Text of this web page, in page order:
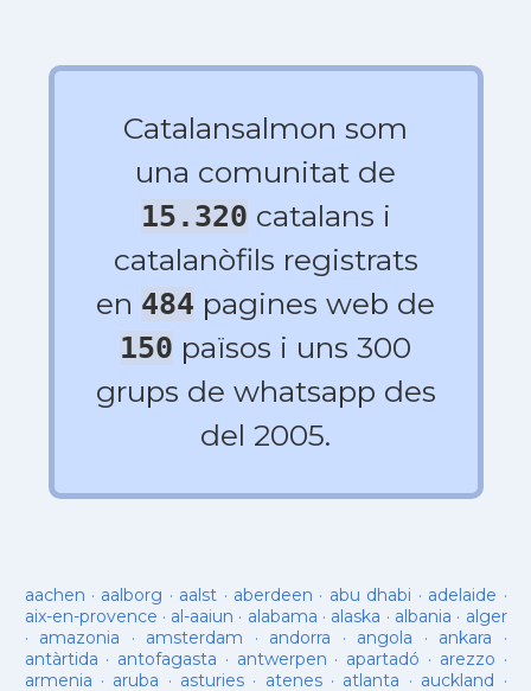
Catalansalmon som
una comunitat de
15.320 catalans i
catalanòfils registrats
en 484 pagines web de
150 països i uns 300
grups de whatsapp des
del 2005.
aachen · aalborg · aalst · aberdeen · abu dhabi · adelaide ·
aix-en-provence · al-aaiun · alabama · alaska · albania · alger
· amazonia · amsterdam · andorra · angola · ankara ·
antàrtida · antofagasta · antwerpen · apartadó · arezzo ·
armenia · aruba · asturies· atenes· atlanta · auckland ·